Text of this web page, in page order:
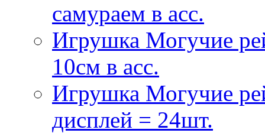
самураем в асс.
Игрушка Могучие
10см в асс.
Игрушка Могучие
дисплей = 24шт.